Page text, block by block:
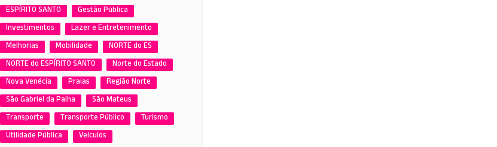
ESPÍRITO SANTO
Gestão Pública
Investimentos
Lazer e Entretenimento
Melhorias
Mobilidade
NORTE do ES
NORTE do ESPÍRITO SANTO
Norte do Estado
Nova Venécia
Praias
Região Norte
São Gabriel da Palha
São Mateus
Transporte
Transporte Público
Turismo
Utilidade Pública
Veículos